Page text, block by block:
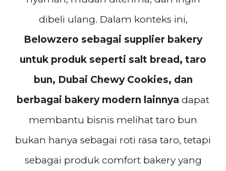
dibeli ulang. Dalam konteks ini,
Belowzero sebagai supplier bakery
untuk produk seperti salt bread, taro
bun, Dubai Chewy Cookies, dan
berbagai bakery modern lainnya dapat
membantu bisnis melihat taro bun
bukan hanya sebagai roti rasa taro, tetapi
sebagai produk comfort bakery yang